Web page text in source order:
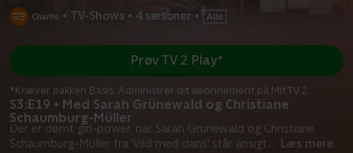
• TV-Shows • 4 sæsoner •
S3:E19 • Med Sarah Grünewald og Christiane
Schaumburg-Müller
Der er dømt girl-power, når Sarah Grünewald og Christiane
Schaumburg-Müller fra 'Vild med dans' står ansigt... Læs mere
Prøv TV 2 Play*
*Kræver pakken Basis. Administrer dit abonnement på Mit TV 2.